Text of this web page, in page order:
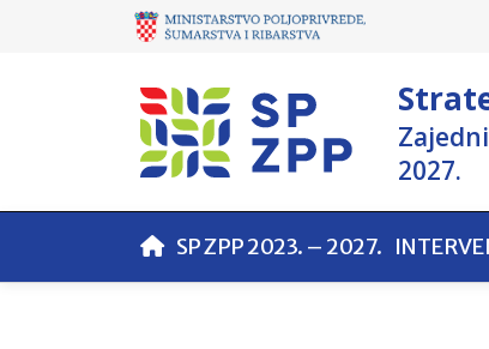
2027.
SP ZPP 2023. – 2027.